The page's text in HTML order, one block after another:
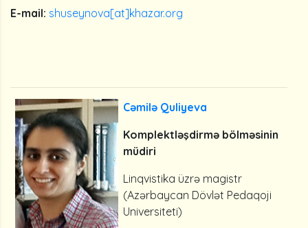
E-mail: shuseynova[at]khazar.org
Cəmilə Quliyeva
Komplektləşdirmə bölməsinin
müdiri
Linqvistika üzrə magistr
(Azərbaycan Dövlət Pedaqoji
Universiteti)